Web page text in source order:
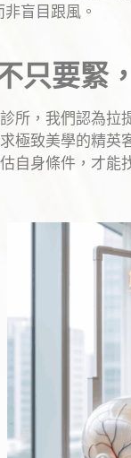
盲目跟風。
只要緊
所，我們認為拉
極致美學的精英
自身條件，才能